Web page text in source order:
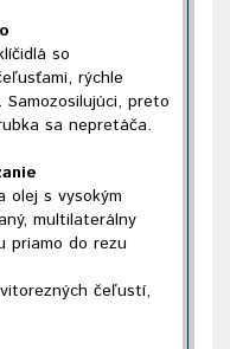
so
rýchle
preto
sa nepretáča.
olej s vysokým
multilaterálny
priamo do rezu
čeľustí,